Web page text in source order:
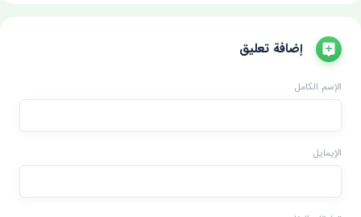
إضافة تعليق
الإسم الكامل
الإيمايل